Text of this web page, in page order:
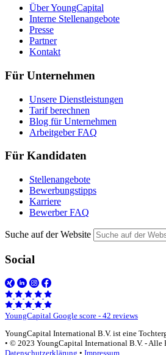
Über YoungCapital
Interne Stellenangebote
Presse
Partner
Kontakt
Für Unternehmen
Unsere Dienstleistungen
Tarif berechnen
Blog für Unternehmen
Arbeitgeber FAQ
Für Kandidaten
Stellenangebote
Bewerbungstipps
Karriere
Bewerber FAQ
Suche auf der Website
Social
YoungCapital Google score - 42 reviews
YoungCapital International B.V. ist eine
• © 2023 YoungCapital International B.V. - Alle
Datenschutzerklärung • Impressum